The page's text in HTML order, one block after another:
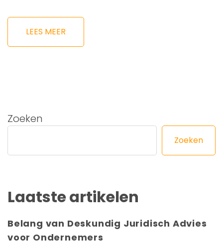
LEES MEER
Zoeken
Zoeken
Laatste artikelen
Belang van Deskundig Juridisch Advies
voor Ondernemers